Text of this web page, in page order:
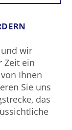
wir
Zeit ein
Ihnen
Sie uns
das